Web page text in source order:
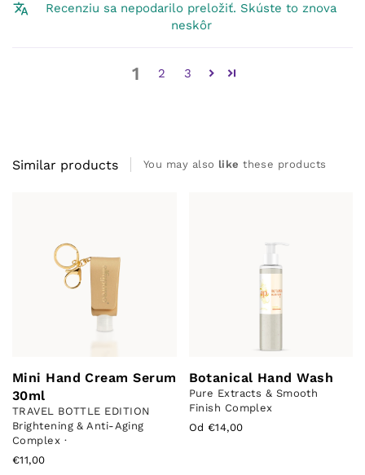
Recenziu sa nepodarilo preložiť. Skúste to znova
neskôr
1 2 3
Similar products You may also like these products
Mini Hand Cream Serum
30ml
TRAVEL BOTTLE EDITION
Brightening & Anti-Aging
Complex ·
€11,00
Botanical Hand Wash
Pure Extracts & Smooth
Finish Complex
Od €14,00